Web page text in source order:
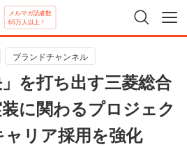
メルマガ読者数
65万人以上！
ブランドチャンネル
」を打ち出す三菱総合
に関わるプロジェク
ャリア採用を強化